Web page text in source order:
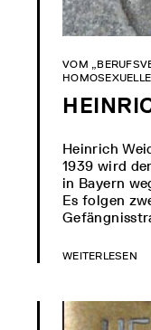
VOM
Heinrich
1939 wird
in Bayern
Es folgen
WEITERLESEN